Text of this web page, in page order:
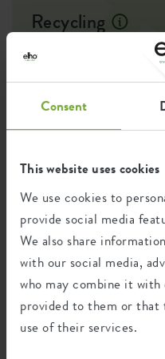
Consent
This website uses cookies
We use cookies to
provide social media
We also share
with our social media,
who may combine it
provided to them or that
use of their services.
Duurzame keuze
Deze schotel is -
kunststof en zijn
duurzaam. Het opvangen
instantie kan het
een klein reservoir op
tegelijkertijd bijdragen aan
Boorgaten
Optionele boorgaten
SKU
Recycling
Dit
Certificaten